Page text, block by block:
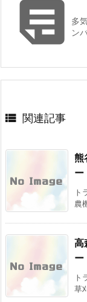
多
ン
 関連記事
熊
ー
ト
農
高
ー
ト
草